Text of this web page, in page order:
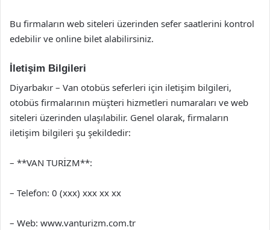
Bu firmaların web siteleri üzerinden sefer saatlerini kontrol
edebilir ve online bilet alabilirsiniz.
İletişim Bilgileri
Diyarbakır – Van otobüs seferleri için iletişim bilgileri,
otobüs firmalarının müşteri hizmetleri numaraları ve web
siteleri üzerinden ulaşılabilir. Genel olarak, firmaların
iletişim bilgileri şu şekildedir:
– **VAN TURİZM**:
– Telefon: 0 (xxx) xxx xx xx
– Web: www.vanturizm.com.tr